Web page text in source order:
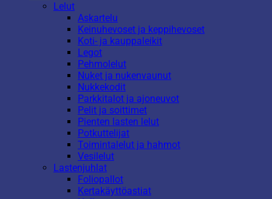
Lelut
Askartelu
Keinuhevoset ja keppihevoset
Koti- ja kauppaleikit
Legot
Pehmolelut
Nuket ja nukenvaunut
Nukkekodit
Parkkitalot ja ajoneuvot
Pelit ja soittimet
Pienten lasten lelut
Potkuttelijat
Toimintalelut ja hahmot
Vesilelut
Lastenjuhlat
Foliopallot
Kertakäyttöastiat